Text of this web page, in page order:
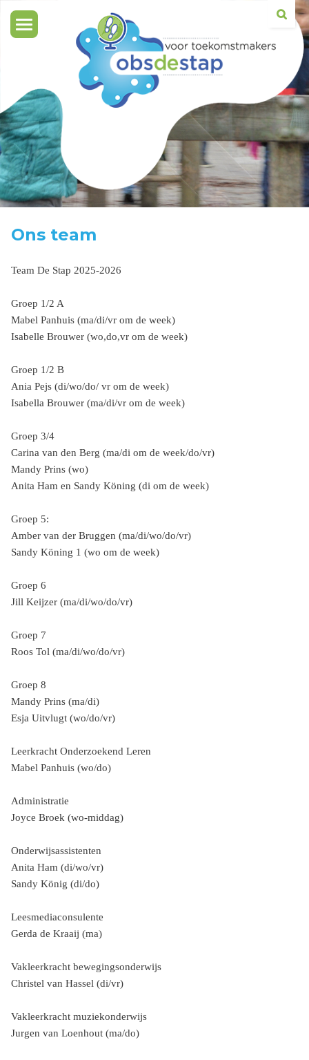
Toggle
Ons team
Team De Stap 2025-2026
Groep 1/2 A
Mabel Panhuis (ma/di/vr om de week)
Isabelle Brouwer (wo,do,vr om de week)
Groep 1/2 B
Ania Pejs (di/wo/do/ vr om de week)
Isabella Brouwer (ma/di/vr om de week)
Groep 3/4
Carina van den Berg (ma/di om de week/do/vr)
Mandy Prins (wo)
Anita Ham en Sandy Köning (di om de week)
Groep 5:
Amber van der Bruggen (ma/di/wo/do/vr)
Sandy Köning 1 (wo om de week)
Groep 6
Jill Keijzer (ma/di/wo/do/vr)
Groep 7
Roos Tol (ma/di/wo/do/vr)
Groep 8
Mandy Prins (ma/di)
Esja Uitvlugt (wo/do/vr)
Leerkracht Onderzoekend Leren
Mabel Panhuis (wo/do)
Administratie
Joyce Broek (wo-middag)
Onderwijsassistenten
Anita Ham (di/wo/vr)
Sandy König (di/do)
Leesmediaconsulente
Gerda de Kraaij (ma)
Vakleerkracht bewegingsonderwijs
Christel van Hassel (di/vr)
Vakleerkracht muziekonderwijs
Jurgen van Loenhout (ma/do)